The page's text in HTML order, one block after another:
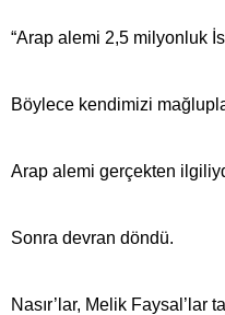
“Arap alemi 2,5 milyonluk
Böylece kendimizi
Arap alemi gerçekten
Sonra devran döndü.
Nasır’lar, Melik Faysal’lar